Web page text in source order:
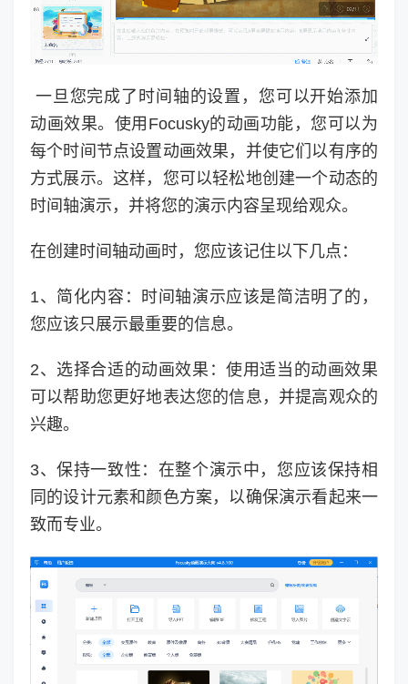
一旦您完成了时间轴的设置，您可以开始添加
动画效果。使用Focusky的动画功能，您可以为
每个时间节点设置动画效果，并使它们以有序的
方式展示。这样，您可以轻松地创建一个动态的
时间轴演示，并将您的演示内容呈现给观众。
在创建时间轴动画时，您应该记住以下几点：
1、简化内容：时间轴演示应该是简洁明了的，
您应该只展示最重要的信息。
2、选择合适的动画效果：使用适当的动画效果
可以帮助您更好地表达您的信息，并提高观众的
兴趣。
3、保持一致性：在整个演示中，您应该保持相
同的设计元素和颜色方案，以确保演示看起来一
致而专业。